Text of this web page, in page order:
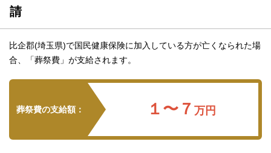
請
比企郡(埼玉県)で国民健康保険に加入している方が亡くなられた場
合、「葬祭費」が支給されます。
葬祭費の支給額： １〜７万円